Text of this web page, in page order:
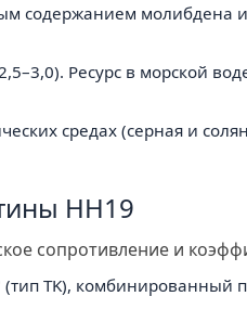
содержанием молибдена
Ресурс в морской
средах (серная и
НН19
сопротивление и
(тип TK), комбинированный